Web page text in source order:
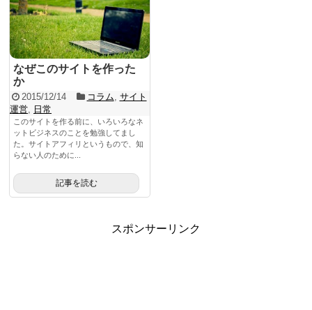
なぜこのサイトを作った
か
2015/12/14 コラム, サイト
運営, 日常
このサイトを作る前に、いろいろなネ
ットビジネスのことを勉強してまし
た。サイトアフィリというもので、知
らない人のために...
記事を読む
スポンサーリンク
Evernote
Dropbox
マニアックな話
日常
サイト運営
コラム
イベント